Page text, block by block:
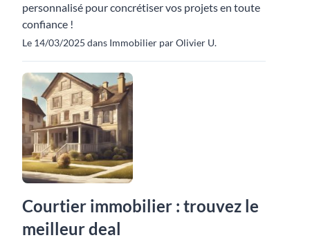
personnalisé pour concrétiser vos projets en toute
confiance !
Le 14/03/2025 dans Immobilier par Olivier U.
Courtier immobilier : trouvez le
meilleur deal